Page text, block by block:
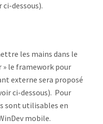
dessous).
les mains dans le
» le framework pour
externe sera proposé
ci-dessous). Pour
sont utilisables en
mobile.